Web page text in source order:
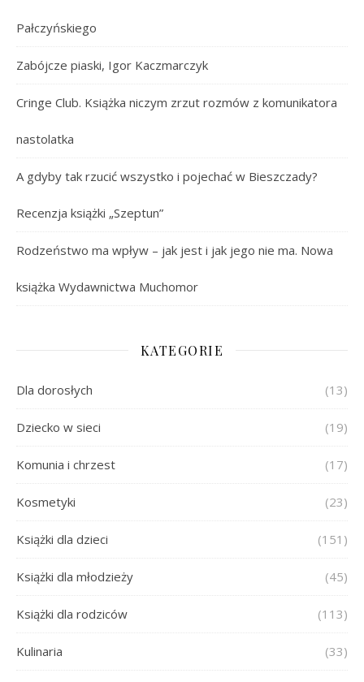
Pałczyńskiego
Zabójcze piaski, Igor Kaczmarczyk
Cringe Club. Książka niczym zrzut rozmów z komunikatora
nastolatka
A gdyby tak rzucić wszystko i pojechać w Bieszczady?
Recenzja książki „Szeptun”
Rodzeństwo ma wpływ – jak jest i jak jego nie ma. Nowa
książka Wydawnictwa Muchomor
KATEGORIE
Dla dorosłych (13)
Dziecko w sieci (19)
Komunia i chrzest (17)
Kosmetyki (23)
Książki dla dzieci (151)
Książki dla młodzieży (45)
Książki dla rodziców (113)
Kulinaria (33)